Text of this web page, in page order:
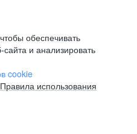
обеспечивать
и анализировать
cookie
Правила использования